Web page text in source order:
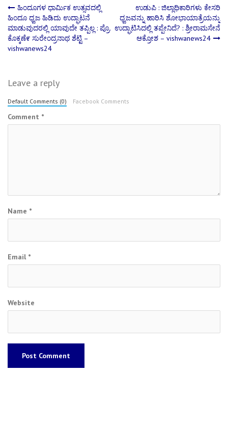
Post
navigation
ಹಿಂದೂಗಳ ಧಾರ್ಮಿಕ ಉತ್ಸವದಲ್ಲಿ
ಹಿಂದೂ ಧ್ವಜ ಹಿಡಿದು ಉದ್ಘಾಟನೆ
ಮಾಡುವುದರಲ್ಲಿ ಯಾವುದೇ ತಪ್ಪಿಲ್ಲ : ಪ್ರೊ.
ಕೊಕ್ಕಣೆ೯ ಸುರೇಂದ್ರನಾಥ ಶೆಟ್ಟಿ –
vishwanews24
ಉಡುಪಿ : ಜಿಲ್ಲಾಧಿಕಾರಿಗಳು ಕೇಸರಿ
ಧ್ವಜವನ್ನು ಹಾರಿಸಿ ಶೋಭಾಯಾತ್ರೆಯನ್ನು
ಉದ್ಘಾಟಿಸಿದಲ್ಲಿ ತಪ್ಪೇನಿದೆ? : ಶ್ರೀರಾಮಸೇನೆ
ಆಕ್ರೋಶ – vishwanews24
Leave a reply
Default Comments (0) Facebook Comments
Comment *
Name *
Email *
Website